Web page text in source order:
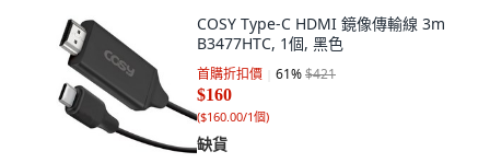
COSY Type-C HDMI 鏡像傳輸線 3m
B3477HTC, 1個, 黑色
首購折扣價 61%$421
$160
($160.00/1個)
缺貨